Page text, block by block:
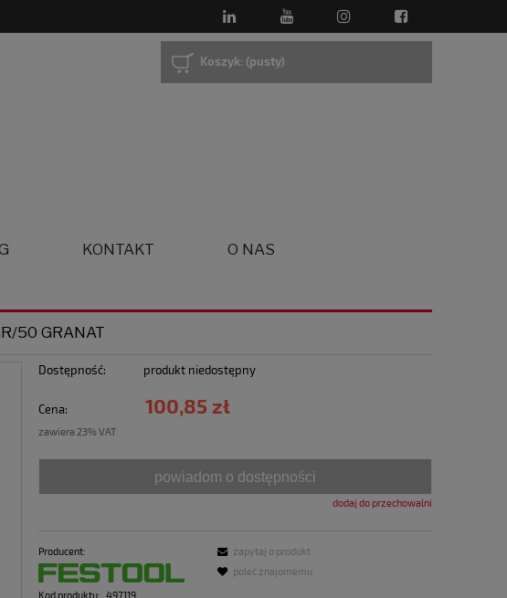
Koszyk: (pusty)
KONTAKT O NAS
50 GRANAT
Dostępność: produkt niedostępny
Cena: 100,85 zł
zawiera 23% VAT
powiadom o dostępności
dodaj do przechowalni
Producent:
Kod produktu: 497119
zapytaj o produkt
poleć znajomemu